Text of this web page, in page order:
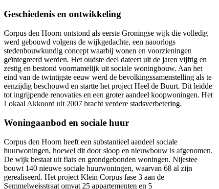
Geschiedenis en ontwikkeling
Corpus den Hoorn ontstond als eerste Groningse wijk die volledig
werd gebouwd volgens de wijkgedachte, een naoorlogs
stedenbouwkundig concept waarbij wonen en voorzieningen
geïntegreerd werden. Het oudste deel dateert uit de jaren vijftig en
zestig en bestond voornamelijk uit sociale woningbouw. Aan het
eind van de twintigste eeuw werd de bevolkingssamenstelling als te
eenzijdig beschouwd en startte het project Heel de Buurt. Dit leidde
tot ingrijpende renovaties en een groter aandeel koopwoningen. Het
Lokaal Akkoord uit 2007 bracht verdere stadsverbetering.
Woningaanbod en sociale huur
Corpus den Hoorn heeft een substantieel aandeel sociale
huurwoningen, hoewel dit door sloop en nieuwbouw is afgenomen.
De wijk bestaat uit flats en grondgebonden woningen. Nijestee
bouwt 140 nieuwe sociale huurwoningen, waarvan 68 al zijn
gerealiseerd. Het project Klein Corpus fase 3 aan de
Semmelweisstraat omvat 25 appartementen en 5